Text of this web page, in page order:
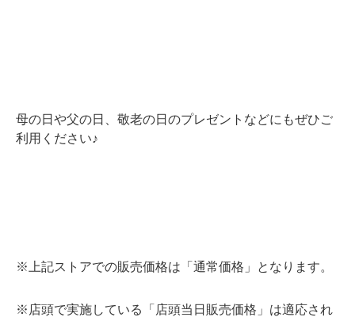
母の日や父の日、敬老の日のプレゼントなどにもぜひご
利用ください♪
※上記ストアでの販売価格は「通常価格」となります。
※店頭で実施している「店頭当日販売価格」は適応され